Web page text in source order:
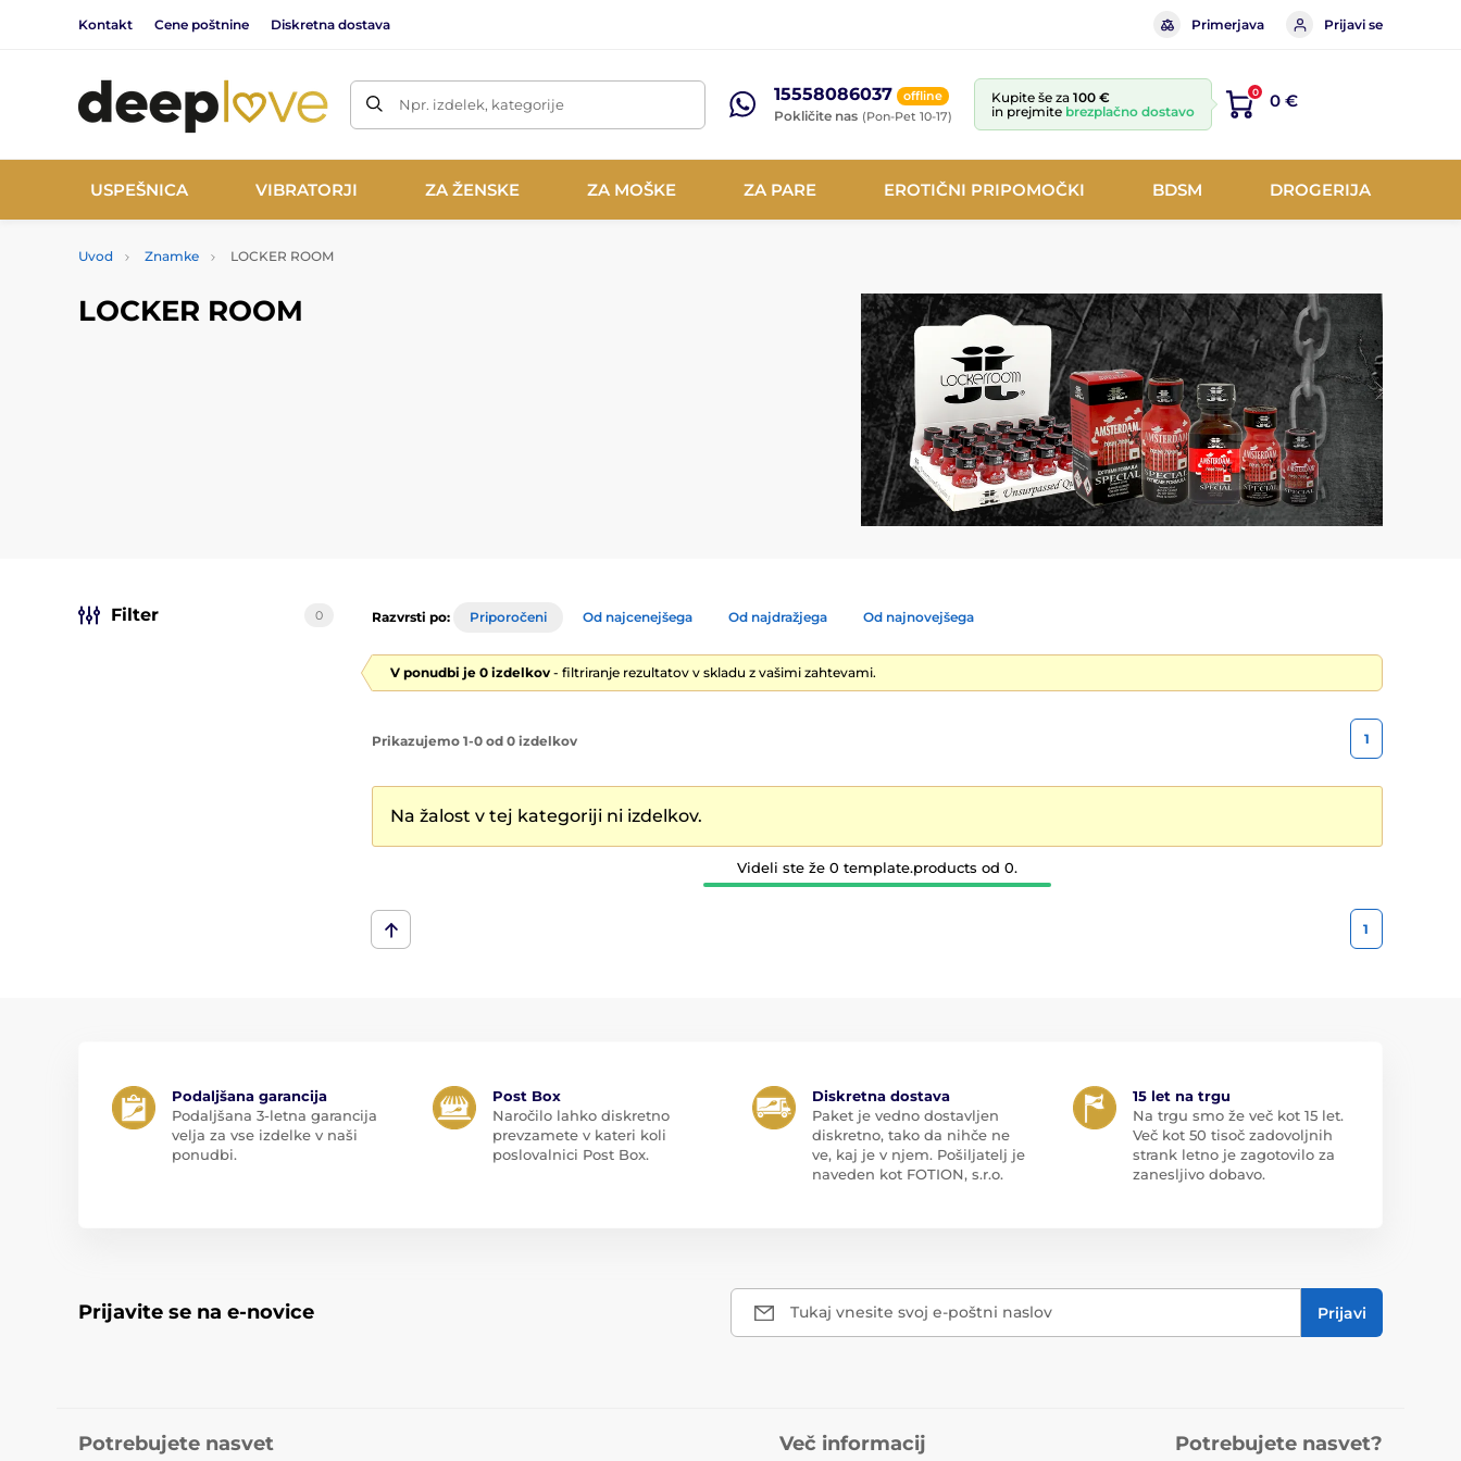
Kontakt Cene poštnine Diskretna dostava Primerjava Prijavi se
Npr. izdelek, kategorije 15558086037 offline
Pokličite nas (Pon-Pet 10-17)
Kupite še za 100 €
in prejmite brezplačno dostavo
0 0 €
USPEŠNICA VIBRATORJI ZA ŽENSKE ZA MOŠKE ZA PARE EROTIČNI PRIPOMOČKI BDSM DROGERIJA
Uvod Znamke LOCKER ROOM
LOCKER ROOM
Filter 0 Razvrsti po: Priporočeni Od najcenejšega Od najdražjega Od najnovejšega
V ponudbi je 0 izdelkov - filtriranje rezultatov v skladu z vašimi zahtevami.
Prikazujemo 1-0 od 0 izdelkov 1
Na žalost v tej kategoriji ni izdelkov.
Videli ste že 0 template.products od 0.
1
Podaljšana garancija
Podaljšana 3-letna garancija
velja za vse izdelke v naši
ponudbi.
Post Box
Naročilo lahko diskretno
prevzamete v kateri koli
poslovalnici Post Box.
Diskretna dostava
Paket je vedno dostavljen
diskretno, tako da nihče ne
ve, kaj je v njem. Pošiljatelj je
naveden kot FOTION, s.r.o.
15 let na trgu
Na trgu smo že več kot 15 let.
Več kot 50 tisoč zadovoljnih
strank letno je zagotovilo za
zanesljivo dobavo.
Prijavite se na e-novice Tukaj vnesite svoj e-poštni naslov Prijavi
Potrebujete nasvet Več informacij Potrebujete nasvet?